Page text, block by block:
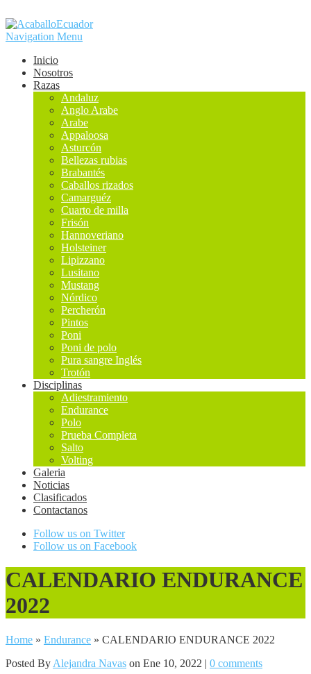
Navigation Menu
Inicio
Nosotros
Razas
Andaluz
Anglo Arabe
Arabe
Appaloosa
Asturcón
Bellezas rubias
Brabantés
Caballos rizados
Camarguéz
Cuarto de milla
Frisón
Hannoveriano
Holsteiner
Lipizzano
Lusitano
Mustang
Nórdico
Percherón
Pintos
Poni
Poni de polo
Pura sangre Inglés
Trotón
Disciplinas
Adiestramiento
Endurance
Polo
Prueba Completa
Salto
Volting
Galeria
Noticias
Clasificados
Contactanos
Follow us on Twitter
Follow us on Facebook
CALENDARIO ENDURANCE
2022
Home » Endurance » CALENDARIO ENDURANCE 2022
Posted By Alejandra Navas on Ene 10, 2022 | 0 comments